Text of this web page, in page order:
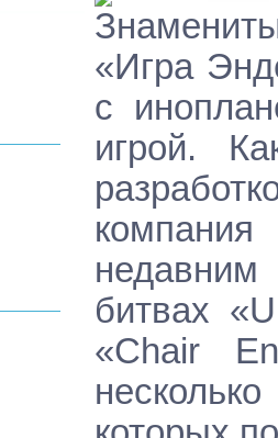
«Игра
с
игрой.
битвах
«Chair